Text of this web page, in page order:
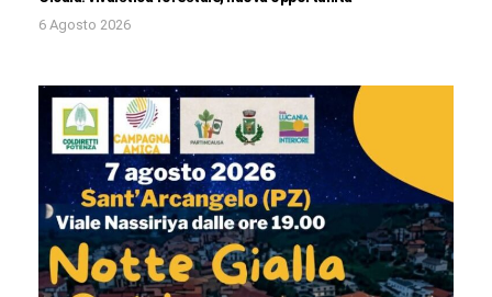
6 Agosto 2026